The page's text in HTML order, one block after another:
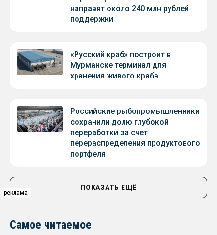
реклама
реклама
реклама
направят около 240 млн рублей
поддержки
«Русский краб» построит в
Мурманске терминал для
хранения живого краба
Российские рыбопромышленники
сохранили долю глубокой
переработки за счет
перераспределения продуктового
портфеля
ПОКАЗАТЬ ЕЩЁ
Самое читаемое